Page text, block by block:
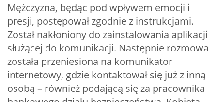
Mężczyzna, będąc pod wpływem emocji i
presji, postępował zgodnie z instrukcjami.
Został nakłoniony do zainstalowania aplikacji
służącej do komunikacji. Następnie rozmowa
została przeniesiona na komunikator
internetowy, gdzie kontaktował się już z inną
osobą – również podającą się za pracownika